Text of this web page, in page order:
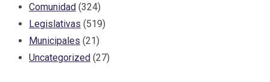
Comunidad (324)
Legislativas (519)
Municipales (21)
Uncategorized (27)